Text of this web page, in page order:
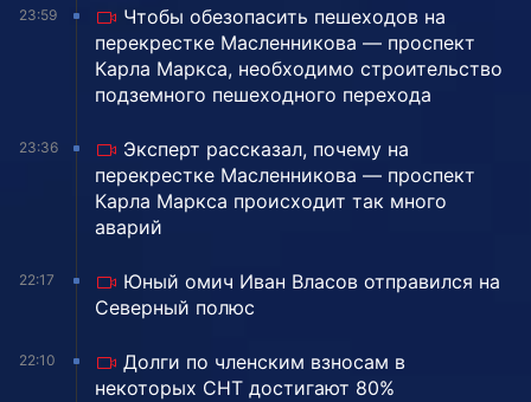
23:59
Чтобы обезопасить пешеходов на
перекрестке Масленникова — проспект
Карла Маркса, необходимо строительство
подземного пешеходного перехода
23:36
Эксперт рассказал, почему на
перекрестке Масленникова — проспект
Карла Маркса происходит так много
аварий
22:17
Юный омич Иван Власов отправился на
Северный полюс
22:10
Долги по членским взносам в
некоторых СНТ достигают 80%